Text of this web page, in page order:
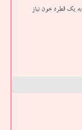
فقط به یک قطره خون نیاز